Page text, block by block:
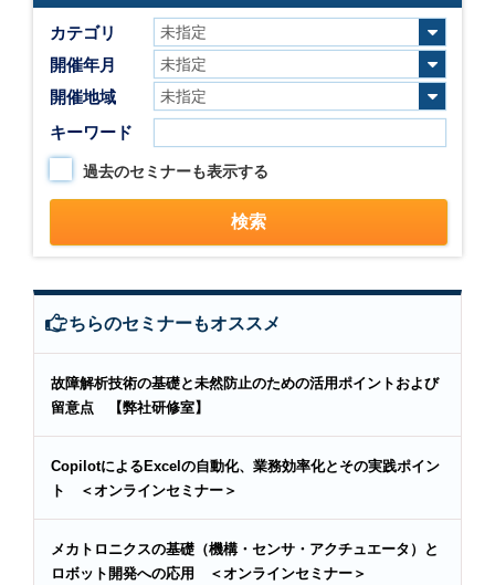
カテゴリ
開催年月
開催地域
キーワード
過去のセミナーも表示する
こちらのセミナーもオススメ
故障解析技術の基礎と未然防止のための活用ポイントおよび
留意点 【弊社研修室】
CopilotによるExcelの自動化、業務効率化とその実践ポイン
ト ＜オンラインセミナー＞
メカトロニクスの基礎（機構・センサ・アクチュエータ）と
ロボット開発への応用 ＜オンラインセミナー＞